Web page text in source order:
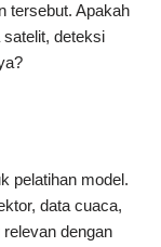
tersebut. Apakah
deteksi
pelatihan model.
data cuaca,
dengan